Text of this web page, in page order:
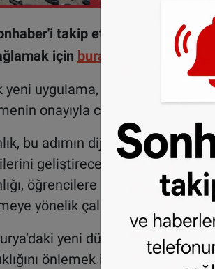
takip etmek ve
için buraya tıklayın
yeni uygulama, eğitimde
onayıyla cep telefonları
bu adımın dijital eğitime
geliştirecek yeni projeler
öğrencilere dijital araçları
yönelik çalışmalarını
yeni düzenleme, öğrenci
önlemek için önemli bir